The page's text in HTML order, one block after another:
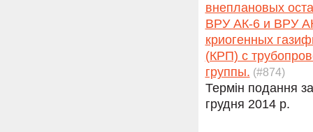
внеплановых
ВРУ АК-6 и ВРУ
криогенных
(КРП) с
группы. (#874)
Термін подання
грудня 2014 р.